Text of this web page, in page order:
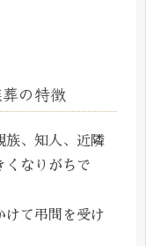
の特徴
族、知人、近隣
くなりがちで
けて弔問を受け